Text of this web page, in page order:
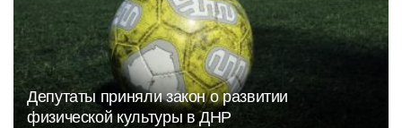
Депутаты приняли закон о развитии
физической культуры в ДНР